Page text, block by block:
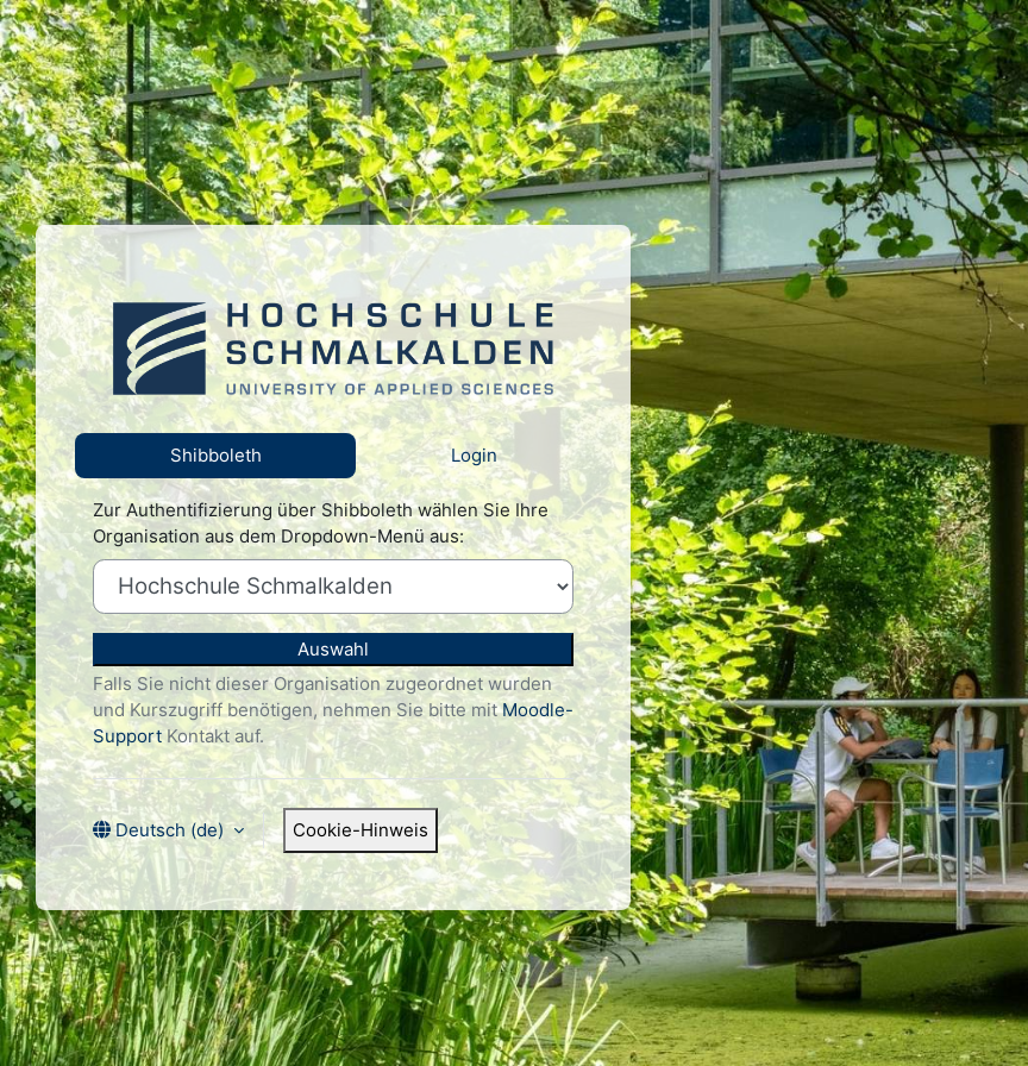
Zum Hauptinhalt
Anmelden bei 'Herzlich willkommen
Shibboleth Login
Zur Authentifizierung über Shibboleth wählen Sie Ihre
Organisation aus dem Dropdown-Menü aus:
Auswahl
Falls Sie nicht dieser Organisation zugeordnet wurden
und Kurszugriff benötigen, nehmen Sie bitte mitMoodle-
SupportKontakt auf.
Deutsch ‎(de)‎ Cookie-Hinweis